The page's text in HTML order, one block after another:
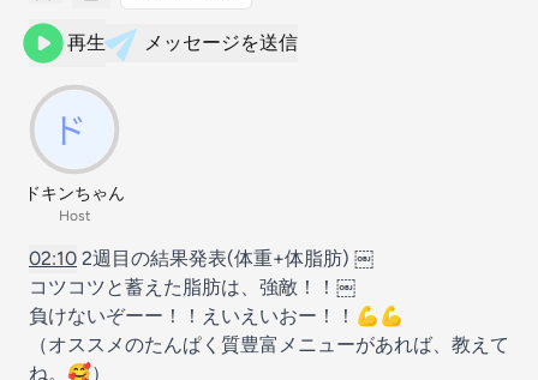
再生 メッセージを送信
ドキンちゃん
Host
02:10 2週目の結果発表(体重+体脂肪) ￼
コツコツと蓄えた脂肪は、強敵！！￼
負けないぞーー！！えいえいおー！！💪💪
（オススメのたんぱく質豊富メニューがあれば、教えて
ね。🥰）